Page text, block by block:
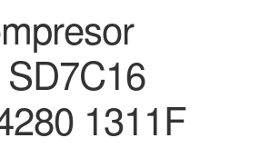
1311F